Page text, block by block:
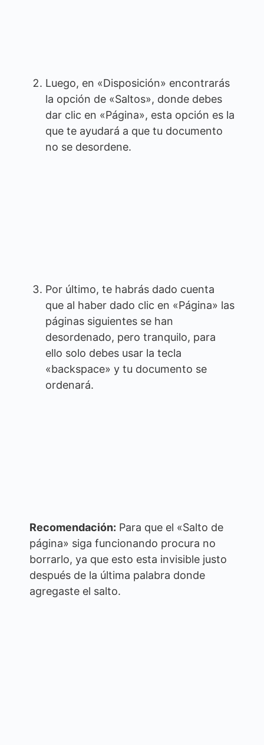
Luego, en «Disposición» encontrarás
la opción de «Saltos», donde debes
dar clic en «Página», esta opción es la
que te ayudará a que tu documento
no se desordene.
Por último, te habrás dado cuenta
que al haber dado clic en «Página» las
páginas siguientes se han
desordenado, pero tranquilo, para
ello solo debes usar la tecla
«backspace» y tu documento se
ordenará.
Recomendación: Para que el «Salto de
página» siga funcionando procura no
borrarlo, ya que esto esta invisible justo
después de la última palabra donde
agregaste el salto.